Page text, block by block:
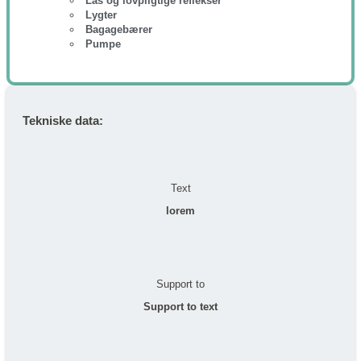
Lygter
Bagagebærer
Pumpe
Tekniske data:
Text
lorem
Support to
Support to text